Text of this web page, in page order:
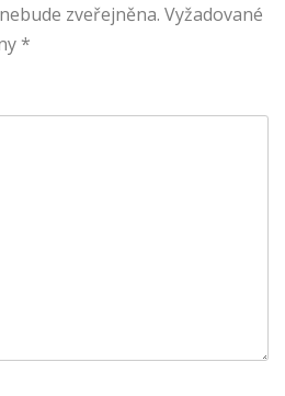
zveřejněna. Vyžadované
*